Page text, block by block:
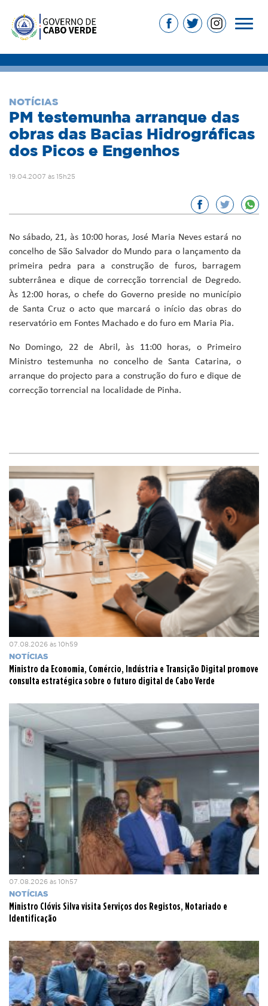
NOTÍCIAS
PM testemunha arranque das
obras das Bacias Hidrográficas
dos Picos e Engenhos
19.04.2007 às 15h25
No sábado, 21, às 10:00 horas, José Maria Neves estará no
concelho de São Salvador do Mundo para o lançamento da
primeira pedra para a construção de furos, barragem
subterrânea e dique de correcção torrencial de Degredo.
Às 12:00 horas, o chefe do Governo preside no município
de Santa Cruz o acto que marcará o início das obras do
reservatório em Fontes Machado e do furo em Maria Pia.
No Domingo, 22 de Abril, às 11:00 horas, o Primeiro
Ministro testemunha no concelho de Santa Catarina, o
arranque do projecto para a construção do furo e dique de
correcção torrencial na localidade de Pinha.
07.08.2026 às 10h59
NOTÍCIAS
Ministro da Economia, Comércio, Indústria e Transição Digital promove
consulta estratégica sobre o futuro digital de Cabo Verde
07.08.2026 às 10h57
NOTÍCIAS
Ministro Clóvis Silva visita Serviços dos Registos, Notariado e
Identificação